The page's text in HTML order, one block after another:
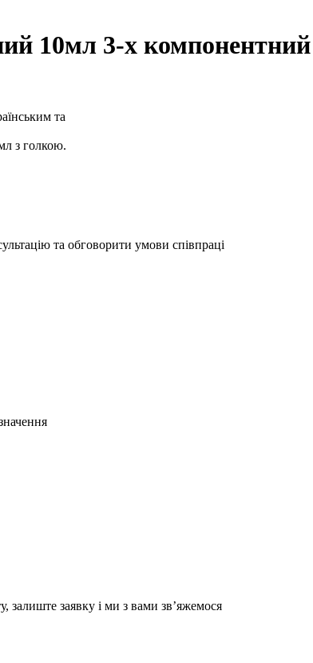
10мл 3-х
та
з голкою.
та обговорити умови співпраці
заявку і ми з вами зв’яжемося